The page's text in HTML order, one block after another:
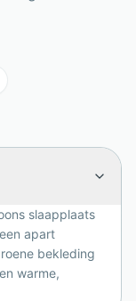
een royale
logés.
toe. Met een
is dagelijks
slaapplaats
apart
bekleding
warme,